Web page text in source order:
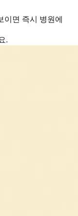
이면 즉시 병원에
.